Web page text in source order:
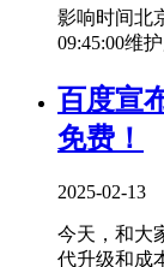
影响时间北
09:45:00维
百度宣
免费！
2025-02-13
今天，和大
代升级和成